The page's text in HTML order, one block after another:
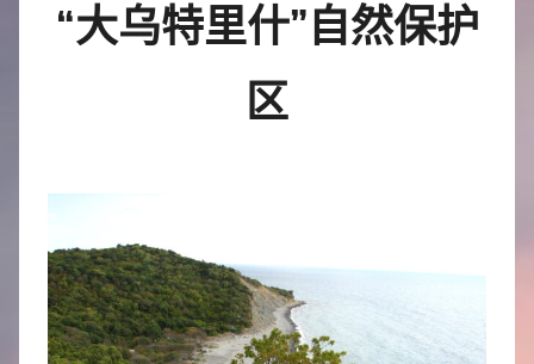
“大乌特里什”自然保护
区